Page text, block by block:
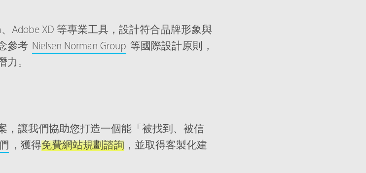
Adobe XD 等專業工具，設計符合品牌形象與
參考 Nielsen Norman Group 等國際設計原則，
力。
，讓我們協助您打造一個能「被找到、被信
，獲得免費網站規劃諮詢 ，並取得客製化建